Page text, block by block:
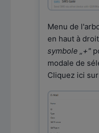
Menu de
en haut à
symbole „+"
modale de
Cliquez ici